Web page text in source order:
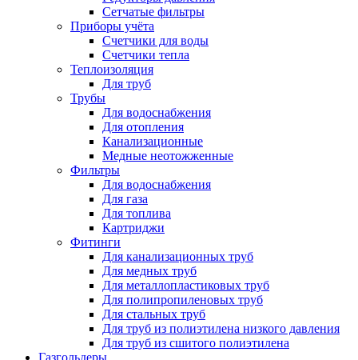
Сетчатые фильтры
Приборы учёта
Счетчики для воды
Счетчики тепла
Теплоизоляция
Для труб
Трубы
Для водоснабжения
Для отопления
Канализационные
Медные неотожженные
Фильтры
Для водоснабжения
Для газа
Для топлива
Картриджи
Фитинги
Для канализационных труб
Для медных труб
Для металлопластиковых труб
Для полипропиленовых труб
Для стальных труб
Для труб из полиэтилена низкого давления
Для труб из сшитого полиэтилена
Газгольдеры